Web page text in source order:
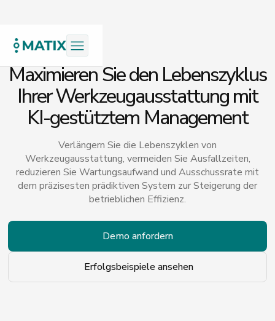
Maximieren Sie den Lebenszyklus
Ihrer Werkzeugausstattung mit
KI-gestütztem Management
Verlängern Sie die Lebenszyklen von
Werkzeugausstattung, vermeiden Sie Ausfallzeiten,
reduzieren Sie Wartungsaufwand und Ausschussrate mit
dem präzisesten prädiktiven System zur Steigerung der
betrieblichen Effizienz.
Demo anfordern
Erfolgsbeispiele ansehen